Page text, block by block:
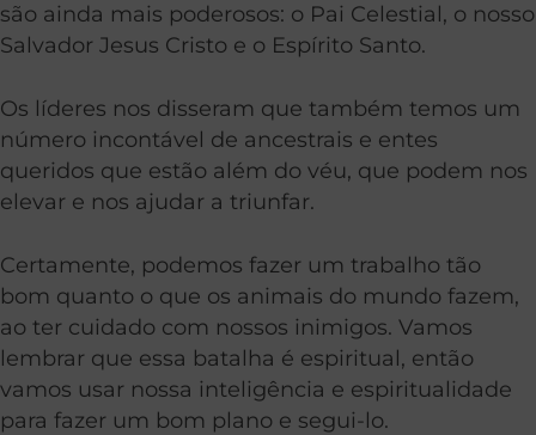
são ainda mais poderosos: o Pai Celestial, o nosso
Salvador Jesus Cristo e o Espírito Santo.
Os líderes nos disseram que também temos um
número incontável de ancestrais e entes
queridos que estão além do véu, que podem nos
elevar e nos ajudar a triunfar.
Certamente, podemos fazer um trabalho tão
bom quanto o que os animais do mundo fazem,
ao ter cuidado com nossos inimigos. Vamos
lembrar que essa batalha é espiritual, então
vamos usar nossa inteligência e espiritualidade
para fazer um bom plano e segui-lo.